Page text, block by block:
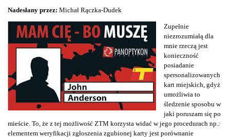
Nadesłany przez: Michał Rączka-Dudek
Zupełnie
niezrozumiałą dla
mnie rzeczą jest
konieczność
posiadanie
spersonalizowanych
kart miejskich, gdyż
umożliwia to
śledzenie sposobu w
jaki poruszam się po
mieście. To, że z tej możliwość ZTM korzysta widać w jego procedurach np.:
elementem weryfikacji zgłoszenia zgubionej karty jest porównanie